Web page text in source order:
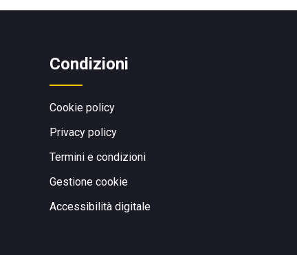
Condizioni
Cookie policy
Privacy policy
Termini e condizioni
Gestione cookie
Accessibilità digitale